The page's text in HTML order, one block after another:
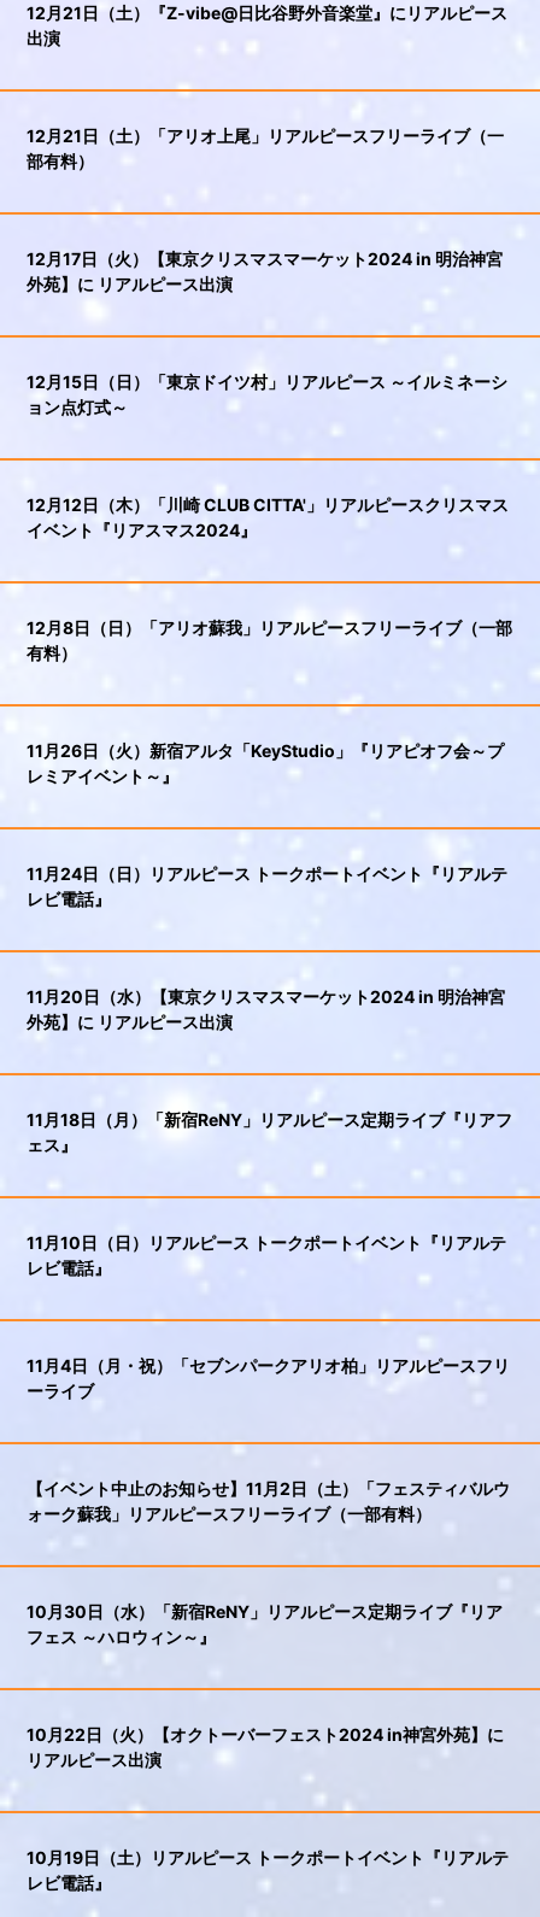
12月21日（土）『Z-vibe@日比谷野外音楽堂』にリアルピース
出演
12月21日（土）「アリオ上尾」リアルピースフリーライブ（一
部有料）
12月17日（火）【東京クリスマスマーケット2024 in 明治神宮
外苑】に リアルピース出演
12月15日（日）「東京ドイツ村」リアルピース ～イルミネーシ
ョン点灯式～
12月12日（木）「川崎 CLUB CITTA'」リアルピースクリスマス
イベント『リアスマス2024』
12月8日（日）「アリオ蘇我」リアルピースフリーライブ（一部
有料）
11月26日（火）新宿アルタ「KeyStudio」『リアピオフ会～プ
レミアイベント～』
11月24日（日）リアルピース トークポートイベント『リアルテ
レビ電話』
11月20日（水）【東京クリスマスマーケット2024 in 明治神宮
外苑】に リアルピース出演
11月18日（月）「新宿ReNY」リアルピース定期ライブ『リアフ
ェス』
11月10日（日）リアルピース トークポートイベント『リアルテ
レビ電話』
11月4日（月・祝）「セブンパークアリオ柏」リアルピースフリ
ーライブ
【イベント中止のお知らせ】11月2日（土）「フェスティバルウ
ォーク蘇我」リアルピースフリーライブ（一部有料）
10月30日（水）「新宿ReNY」リアルピース定期ライブ『リア
フェス ～ハロウィン～』
10月22日（火）【オクトーバーフェスト2024 in神宮外苑】に
リアルピース出演
10月19日（土）リアルピース トークポートイベント『リアルテ
レビ電話』